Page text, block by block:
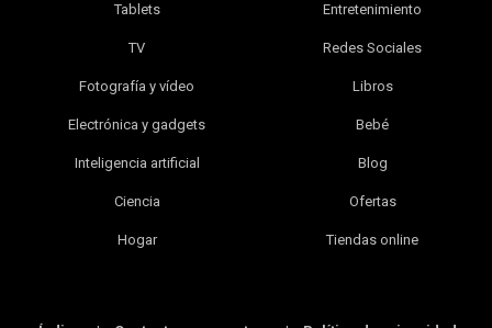
Tablets
TV
Fotografía y vídeo
Electrónica y gadgets
Inteligencia artificial
Ciencia
Hogar
Entretenimiento
Redes Sociales
Libros
Bebé
Blog
Ofertas
Tiendas online